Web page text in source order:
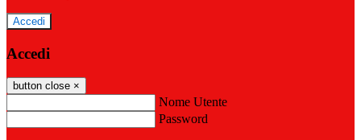
Accedi
Accedi
button close ×
Nome Utente
Password